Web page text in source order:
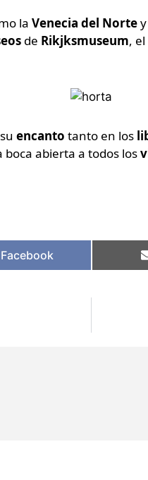
la Venecia del Nortey
de Rikjksmuseum,
encanto tanto en los
boca abierta a todos los
Facebook